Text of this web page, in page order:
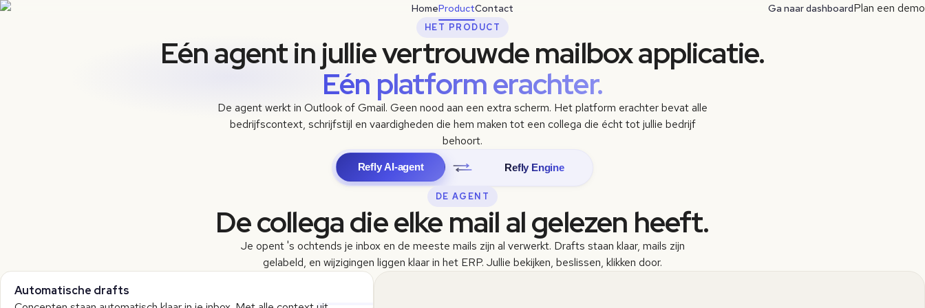
HomeProductContact Ga naar dashboardPlan een demo
HET PRODUCT
Eén agent in jullie vertrouwde mailbox applicatie.
Eén platform erachter.
De agent werkt in Outlook of Gmail. Geen nood aan een extra scherm. Het platform erachter bevat alle
bedrijfscontext, schrijfstijl en vaardigheden die hem maken tot een collega die écht tot jullie bedrijf
behoort.
Refly AI-agent Refly Engine
DE AGENT
De collega die elke mail al gelezen heeft.
Je opent 's ochtends je inbox en de meeste mails zijn al verwerkt. Drafts staan klaar, mails zijn
gelabeld, en wijzigingen liggen klaar in het ERP. Jullie bekijken, beslissen, klikken door.
Automatische drafts